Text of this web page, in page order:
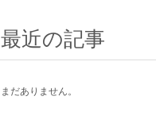
最近の記事
まだありません。